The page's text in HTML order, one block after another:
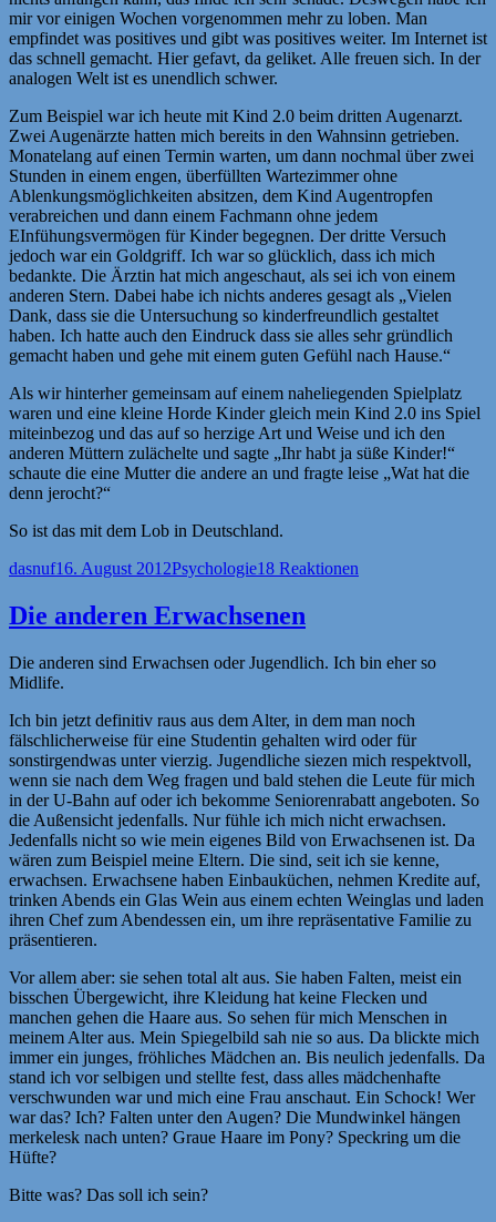
mir vor einigen Wochen vorgenommen mehr zu loben. Man
empfindet was positives und gibt was positives weiter. Im Internet ist
das schnell gemacht. Hier gefavt, da geliket. Alle freuen sich. In der
analogen Welt ist es unendlich schwer.
Zum Beispiel war ich heute mit Kind 2.0 beim dritten Augenarzt.
Zwei Augenärzte hatten mich bereits in den Wahnsinn getrieben.
Monatelang auf einen Termin warten, um dann nochmal über zwei
Stunden in einem engen, überfüllten Wartezimmer ohne
Ablenkungsmöglichkeiten absitzen, dem Kind Augentropfen
verabreichen und dann einem Fachmann ohne jedem
EInfühungsvermögen für Kinder begegnen. Der dritte Versuch
jedoch war ein Goldgriff. Ich war so glücklich, dass ich mich
bedankte. Die Ärztin hat mich angeschaut, als sei ich von einem
anderen Stern. Dabei habe ich nichts anderes gesagt als „Vielen
Dank, dass sie die Untersuchung so kinderfreundlich gestaltet
haben. Ich hatte auch den Eindruck dass sie alles sehr gründlich
gemacht haben und gehe mit einem guten Gefühl nach Hause.“
Als wir hinterher gemeinsam auf einem naheliegenden Spielplatz
waren und eine kleine Horde Kinder gleich mein Kind 2.0 ins Spiel
miteinbezog und das auf so herzige Art und Weise und ich den
anderen Müttern zulächelte und sagte „Ihr habt ja süße Kinder!“
schaute die eine Mutter die andere an und fragte leise „Wat hat die
denn jerocht?“
So ist das mit dem Lob in Deutschland.
Autor
dasnufVeröffentlicht
16. August 2012Kategorien
Psychologie18 Reaktionen
Die anderen Erwachsenen
Die anderen sind Erwachsen oder Jugendlich. Ich bin eher so
Midlife.
Ich bin jetzt definitiv raus aus dem Alter, in dem man noch
fälschlicherweise für eine Studentin gehalten wird oder für
sonstirgendwas unter vierzig. Jugendliche siezen mich respektvoll,
wenn sie nach dem Weg fragen und bald stehen die Leute für mich
in der U-Bahn auf oder ich bekomme Seniorenrabatt angeboten. So
die Außensicht jedenfalls. Nur fühle ich mich nicht erwachsen.
Jedenfalls nicht so wie mein eigenes Bild von Erwachsenen ist. Da
wären zum Beispiel meine Eltern. Die sind, seit ich sie kenne,
erwachsen. Erwachsene haben Einbauküchen, nehmen Kredite auf,
trinken Abends ein Glas Wein aus einem echten Weinglas und laden
ihren Chef zum Abendessen ein, um ihre repräsentative Familie zu
präsentieren.
Vor allem aber: sie sehen total alt aus. Sie haben Falten, meist ein
bisschen Übergewicht, ihre Kleidung hat keine Flecken und
manchen gehen die Haare aus. So sehen für mich Menschen in
meinem Alter aus. Mein Spiegelbild sah nie so aus. Da blickte mich
immer ein junges, fröhliches Mädchen an. Bis neulich jedenfalls. Da
stand ich vor selbigen und stellte fest, dass alles mädchenhafte
verschwunden war und mich eine Frau anschaut. Ein Schock! Wer
war das? Ich? Falten unter den Augen? Die Mundwinkel hängen
merkelesk nach unten? Graue Haare im Pony? Speckring um die
Hüfte?
Bitte was? Das soll ich sein?